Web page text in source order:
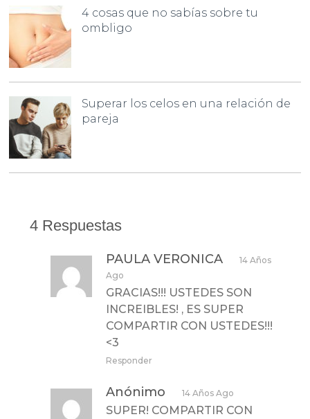
4 cosas que no sabías sobre tu
ombligo
Superar los celos en una relación de
pareja
4 Respuestas
PAULA VERONICA
14 Años
Ago
GRACIAS!!! USTEDES SON
INCREIBLES! , ES SUPER
COMPARTIR CON USTEDES!!!
<3
Responder
Anónimo 14 Años Ago
SUPER! COMPARTIR CON